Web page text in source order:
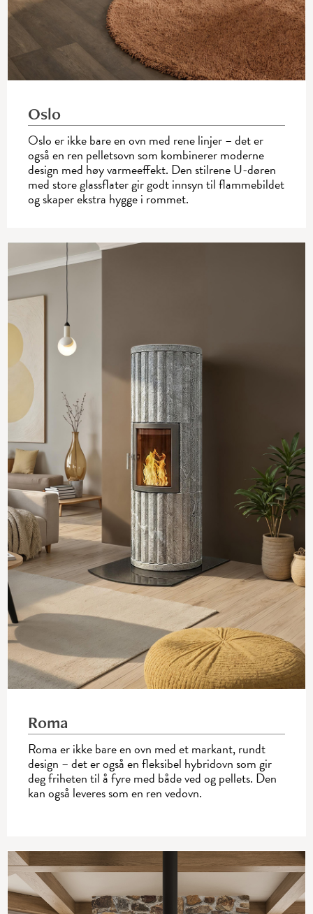
Oslo
Oslo er ikke bare en ovn med rene linjer – det er
også en ren pelletsovn som kombinerer moderne
design med høy varmeeffekt. Den stilrene U-døren
med store glassflater gir godt innsyn til flammebildet
og skaper ekstra hygge i rommet.
Roma
Roma er ikke bare en ovn med et markant, rundt
design – det er også en fleksibel hybridovn som gir
deg friheten til å fyre med både ved og pellets. Den
kan også leveres som en ren vedovn.